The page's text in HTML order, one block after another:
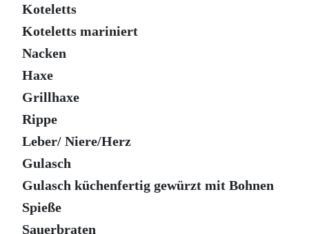
Koteletts
Koteletts mariniert
Nacken
Haxe
Grillhaxe
Rippe
Leber/ Niere/Herz
Gulasch
Gulasch küchenfertig gewürzt mit Bohnen
Spieße
Sauerbraten